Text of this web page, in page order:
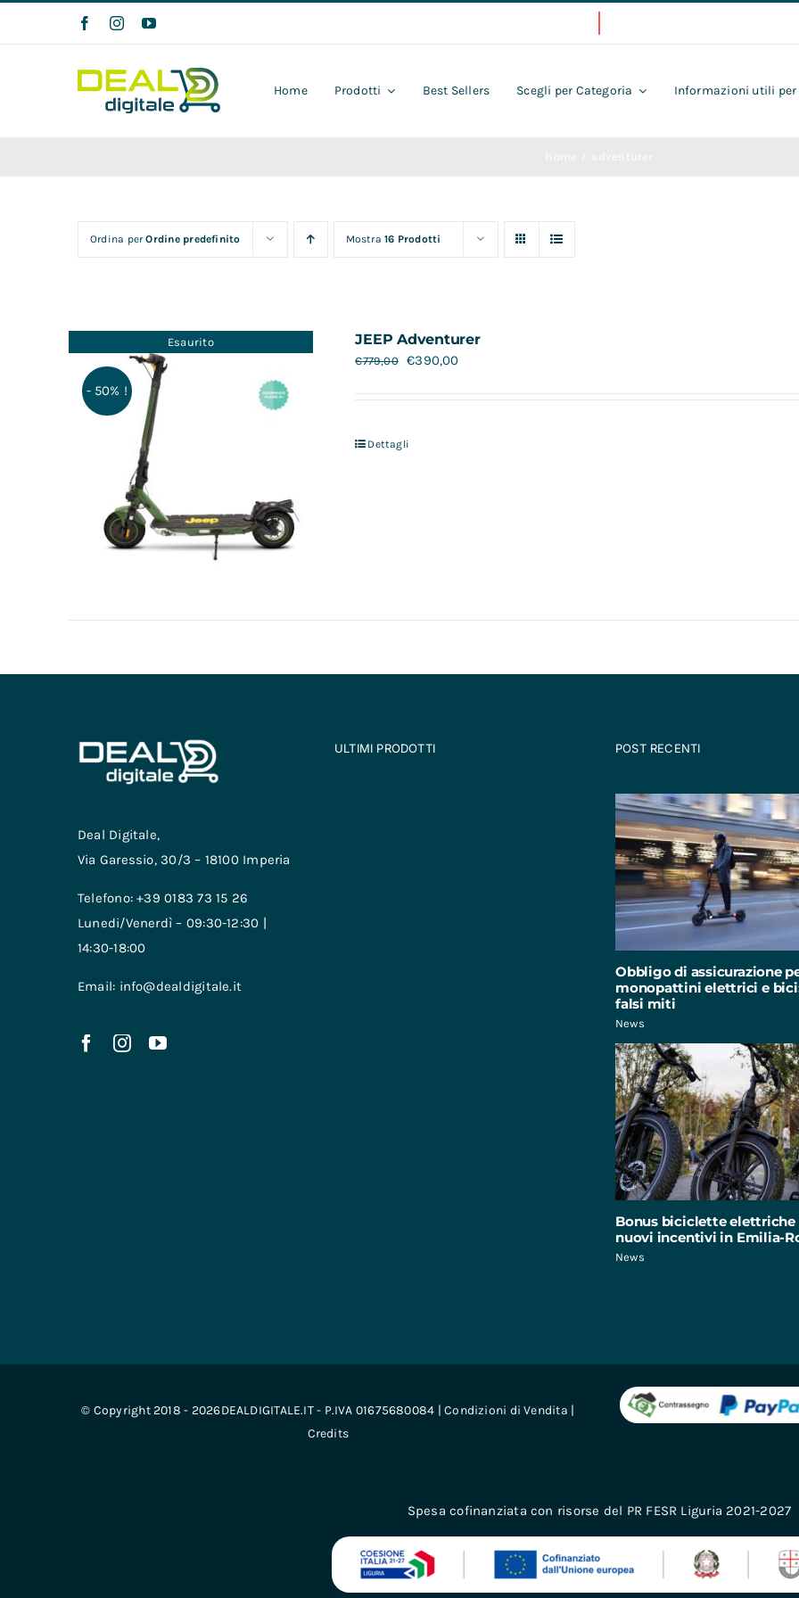
Home Prodotti Best Sellers Scegli per Categoria Informazioni utili per
Ordina perOrdine predefinito Mostra16 Prodotti
Esaurito
- 50% !
JEEP Adventurer
€779,00 €390,00
Dettagli
Deal Digitale,
Via Garessio, 30/3 – 18100 Imperia
Telefono: +39 0183 73 15 26
Lunedi/Venerdì – 09:30-12:30 |
14:30-18:00
Email: info@dealdigitale.it
ULTIMI PRODOTTI POST RECENTI
Obbligo di assicurazione
monopattini elettrici e
falsi miti
News
Bonus biciclette elettriche
nuovi incentivi in Emilia-
News
© Copyright 2018 - 2026DEALDIGITALE.IT - P.IVA 01675680084 |Condizioni di Vendita |
Credits
Spesa cofinanziata con risorse del PR FESR Liguria 2021-2027